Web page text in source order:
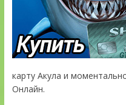
карту Акула и
Онлайн.